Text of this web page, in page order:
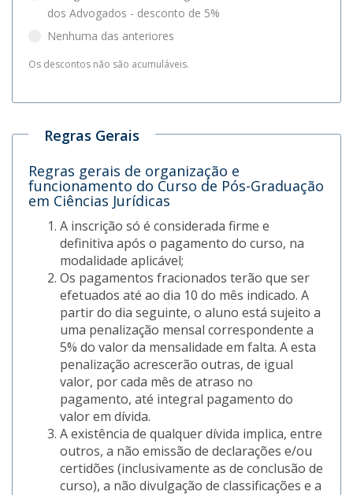
dos Advogados - desconto de 5%
Nenhuma das anteriores
Os descontos não são acumuláveis.
Regras Gerais
Regras gerais de organização e
funcionamento do Curso de Pós-Graduação
em Ciências Jurídicas
A inscrição só é considerada firme e
definitiva após o pagamento do curso, na
modalidade aplicável;
Os pagamentos fracionados terão que ser
efetuados até ao dia 10 do mês indicado. A
partir do dia seguinte, o aluno está sujeito a
uma penalização mensal correspondente a
5% do valor da mensalidade em falta. A esta
penalização acrescerão outras, de igual
valor, por cada mês de atraso no
pagamento, até integral pagamento do
valor em dívida.
A existência de qualquer dívida implica, entre
outros, a não emissão de declarações e/ou
certidões (inclusivamente as de conclusão de
curso), a não divulgação de classificações e a